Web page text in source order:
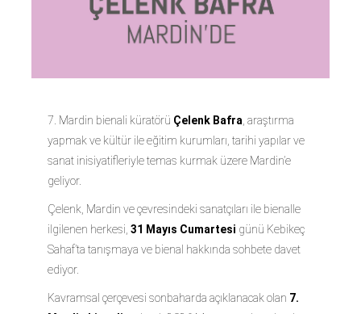
7. Mardin bienali küratörü Çelenk Bafra , araştırma
yapmak ve kültür ile eğitim kurumları, tarihi yapılar ve
sanat inisiyatifleriyle temas kurmak üzere Mardin’e
geliyor.
Çelenk, Mardin ve çevresindeki sanatçıları ile bienalle
ilgilenen herkesi, 31 Mayıs Cumartesi günü Kebikeç
Sahaf’ta tanışmaya ve bienal hakkında sohbete davet
ediyor.
Kavramsal çerçevesi sonbaharda açıklanacak olan 7.